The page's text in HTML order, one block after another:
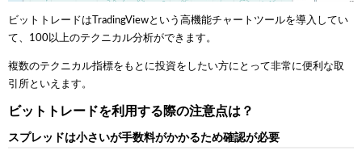
ビットトレードはTradingViewという高機能チャートツールを導入してい
て、100以上のテクニカル分析ができます。
複数のテクニカル指標をもとに投資をしたい方にとって非常に便利な取
引所といえます。
ビットトレードを利用する際の注意点は？
スプレッドは小さいが手数料がかかるため確認が必要